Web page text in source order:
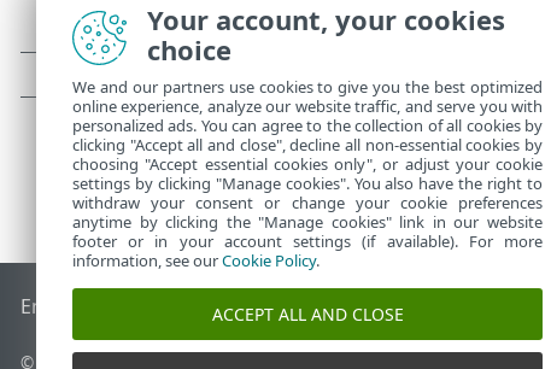
End of Life База знань ESETФорум ESETESET Status Portal
© 1992 - 2026 ESET, spol. s r.o. - Усі права захищено.
Your account, your cookies
choice
We and our partners use cookies to give you the best optimized
online experience, analyze our website traffic, and serve you with
personalized ads. You can agree to the collection of all cookies by
clicking "Accept all and close", decline all non-essential cookies by
choosing "Accept essential cookies only", or adjust your cookie
settings by clicking "Manage cookies". You also have the right to
withdraw your consent or change your cookie preferences
anytime by clicking the "Manage cookies" link in our website
footer or in your account settings (if available). For more
information, see ourCookie Policy.
ACCEPT ALL AND CLOSE